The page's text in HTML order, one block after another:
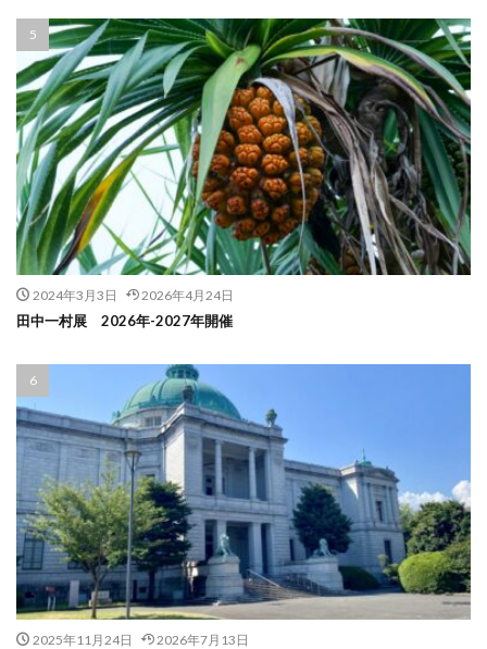
2024年3月3日 2026年4月24日
田中一村展 2026年-2027年開催
2025年11月24日 2026年7月13日